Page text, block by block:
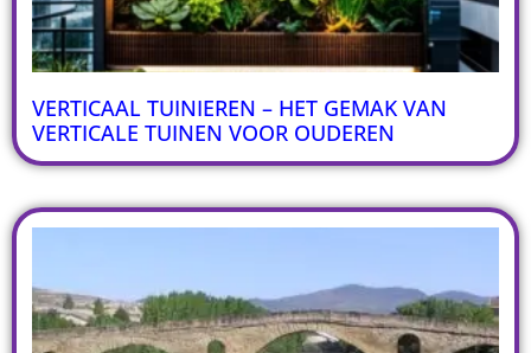
VERTICAAL TUINIEREN – HET GEMAK VAN
VERTICALE TUINEN VOOR OUDEREN